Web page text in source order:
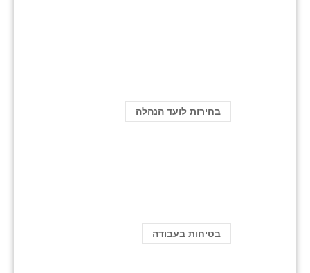
בחירות לועד הנהלה
בטיחות בעבודה